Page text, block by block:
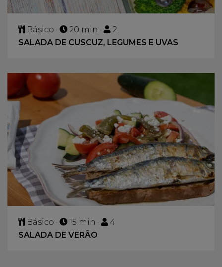
Básico · 20 min ·
2
SALADA DE CUSCUZ, LEGUMES E UVAS
Básico · 15 min ·
4
SALADA DE VERÃO